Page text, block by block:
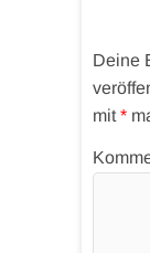
Deine
mit *